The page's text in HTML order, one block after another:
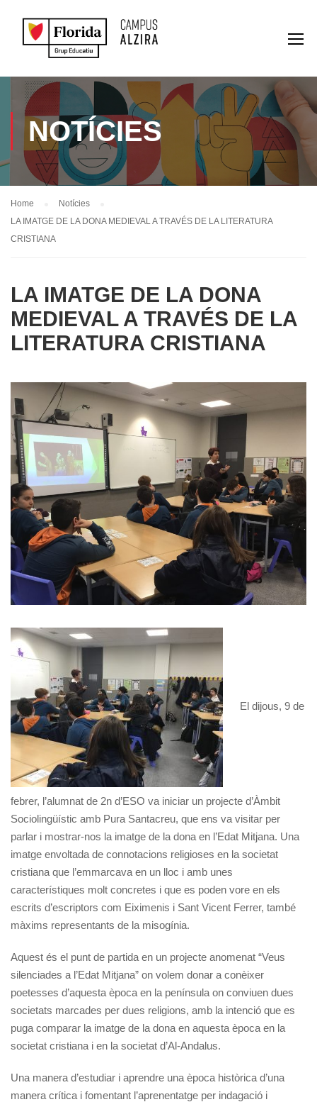
NOTÍCIES
Home
Notícies
LA IMATGE DE LA DONA MEDIEVAL A TRAVÉS DE LA LITERATURA
CRISTIANA
LA IMATGE DE LA DONA
MEDIEVAL A TRAVÉS DE LA
LITERATURA CRISTIANA
El dijous, 9 de
febrer, l’alumnat de 2n d’ESO va iniciar un projecte d’Àmbit
Sociolingüístic amb Pura Santacreu, que ens va visitar per
parlar i mostrar-nos la imatge de la dona en l’Edat Mitjana. Una
imatge envoltada de connotacions religioses en la societat
cristiana que l’emmarcava en un lloc i amb unes
característiques molt concretes i que es poden vore en els
escrits d’escriptors com Eiximenis i Sant Vicent Ferrer, també
màxims representants de la misogínia.
Aquest és el punt de partida en un projecte anomenat “Veus
silenciades a l’Edat Mitjana” on volem donar a conèixer
poetesses d’aquesta època en la península on conviuen dues
societats marcades per dues religions, amb la intenció que es
puga comparar la imatge de la dona en aquesta època en la
societat cristiana i en la societat d’Al-Andalus.
Una manera d’estudiar i aprendre una època històrica d’una
manera crítica i fomentant l’aprenentatge per indagació i